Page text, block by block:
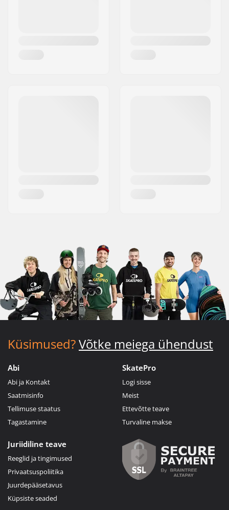
Küsimused?Võtke meiega ühendust
Abi
Abi ja Kontakt
Saatmisinfo
Tellimuse staatus
Tagastamine
SkatePro
Logi sisse
Meist
Ettevõtte teave
Turvaline makse
Juriidiline teave
Reeglid ja tingimused
Privaatsuspoliitika
Juurdepääsetavus
Küpsiste seaded